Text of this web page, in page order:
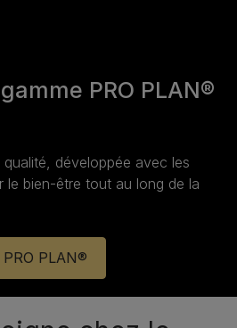
PRO PLAN®
développée avec les
le bien‑être tout au long de la
PLAN®